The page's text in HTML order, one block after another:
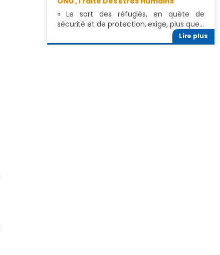
« Le sort des réfugiés, en quête de
sécurité et de protection, exige, plus que…
Lire plus